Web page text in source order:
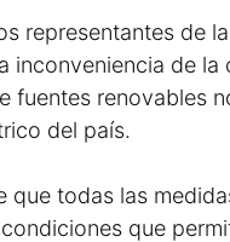
representantes de
inconveniencia de
fuentes renovables
del país.
que todas las
que